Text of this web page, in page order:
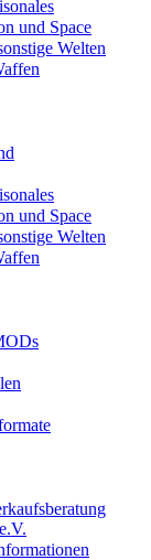
und Space
Welten
und Space
Welten